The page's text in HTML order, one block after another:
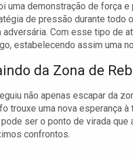
uma demonstração de força
de pressão durante todo
Com esse tipo de
estabelecendo assim uma
da Zona de
não apenas escapar da
trouxe uma nova esperança
ser o ponto de virada que
confrontos.